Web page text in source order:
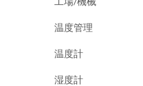
温度管理
温度計
湿度計